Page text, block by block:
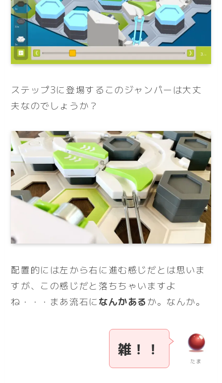
ステップ3に登場するこのジャンパーは大丈
夫なのでしょうか？
配置的には左から右に進む感じだとは思いま
すが、この感じだと落ちちゃいますよ
ね・・・まあ流石になんかあるか。なんか。
たま
雑！！